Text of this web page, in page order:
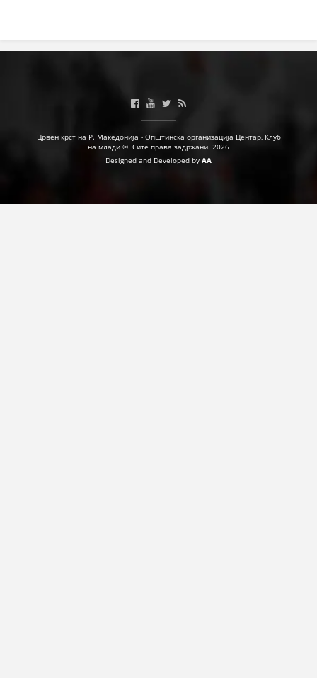
Црвен крст на Р. Македонија - Општинска организација Центар, Клуб
на млади ©. Сите права задржани. 2026
Designed and Developed by AA